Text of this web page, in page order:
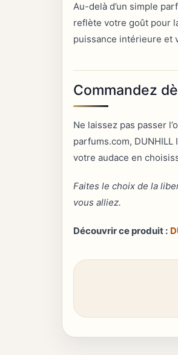
Au-delà d’un simple
reflète votre goût pour
puissance intérieure et
Commandez
Ne laissez pas passer
parfums.com,
votre audace en
Faites le choix de la
vous alliez.
Découvrir ce produit :